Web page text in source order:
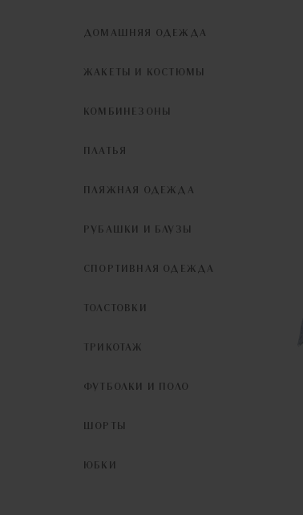
ДОМАШНЯЯ ОДЕЖДА
ЖАКЕТЫ И КОСТЮМЫ
КОМБИНЕЗОНЫ
ПЛАТЬЯ
ПЛЯЖНАЯ ОДЕЖДА
РУБАШКИ И БЛУЗЫ
СПОРТИВНАЯ ОДЕЖДА
ТОЛСТОВКИ
ТРИКОТАЖ
ФУТБОЛКИ И ПОЛО
ШОРТЫ
ЮБКИ